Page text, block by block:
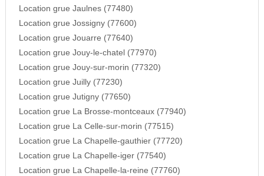
Location grue Jaulnes (77480)
Location grue Jossigny (77600)
Location grue Jouarre (77640)
Location grue Jouy-le-chatel (77970)
Location grue Jouy-sur-morin (77320)
Location grue Juilly (77230)
Location grue Jutigny (77650)
Location grue La Brosse-montceaux (77940)
Location grue La Celle-sur-morin (77515)
Location grue La Chapelle-gauthier (77720)
Location grue La Chapelle-iger (77540)
Location grue La Chapelle-la-reine (77760)